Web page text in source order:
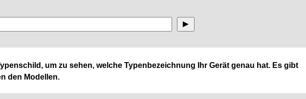
um zu sehen, welche Typenbezeichnung Ihr Gerät genau hat. Es gibt
den Modellen.